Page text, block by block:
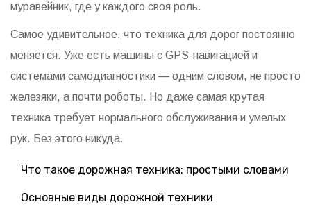
муравейник, где у каждого своя роль.
Самое удивительное, что техника для дорог постоянно
меняется. Уже есть машины с GPS-навигацией и
системами самодиагностики — одним словом, не просто
железяки, а почти роботы. Но даже самая крутая
техника требует нормального обслуживания и умелых
рук. Без этого никуда.
Что такое дорожная техника: простыми словами
Основные виды дорожной техники